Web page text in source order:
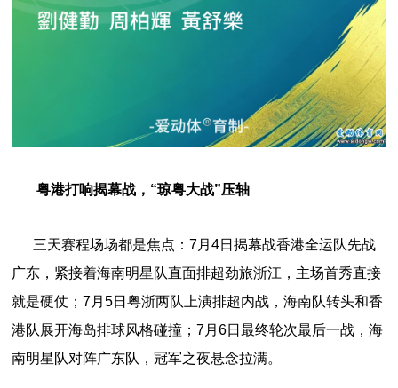
粤港打响揭幕战，“琼粤大战”压轴
三天赛程场场都是焦点：7月4日揭幕战香港全运队先战
广东，紧接着海南明星队直面排超劲旅浙江，主场首秀直接
就是硬仗；7月5日粤浙两队上演排超内战，海南队转头和香
港队展开海岛排球风格碰撞；7月6日最终轮次最后一战，海
南明星队对阵广东队，冠军之夜悬念拉满。